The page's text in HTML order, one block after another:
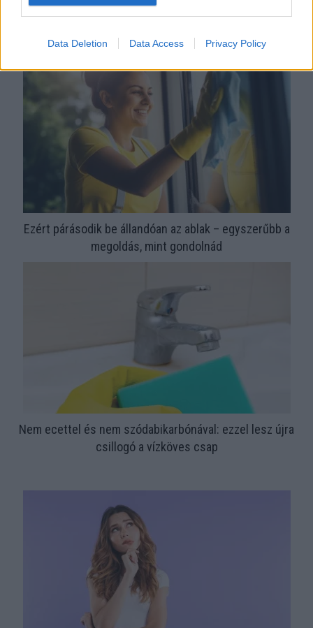
Data Deletion Data Access Privacy Policy
szőnyeg alá
Ezért párásodik be állandóan az ablak – egyszerűbb a
megoldás, mint gondolnád
Nem ecettel és nem szódabikarbónával: ezzel lesz újra
csillogó a vízköves csap